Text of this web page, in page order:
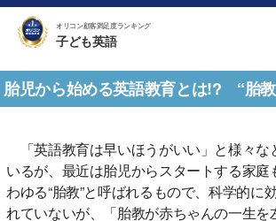
オリコン顧客満足度ランキング
子ども英語
胎児から始める英語教育とは!? “胎
「英語教育は早いほうがいい」と様々な
いるが、最近は胎児からスタートする家庭
わゆる“胎教”と呼ばれるもので、科学的に
れていないが、「胎教が赤ちゃんの一生を